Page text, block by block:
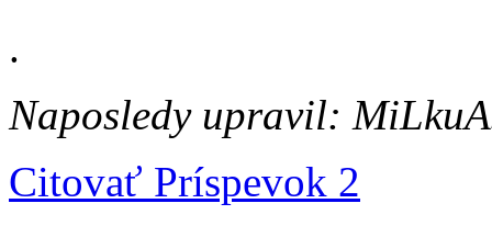
.
Naposledy upravil:
Citovať Príspevok 2